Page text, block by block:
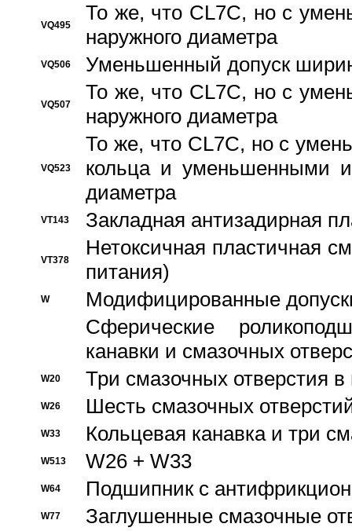
VQ495
То же, что CL7C, но с
наружного диаметра
VQ506 Уменьшенный допуск
VQ507
То же, что CL7C, но с
наружного диаметра
VQ523
То же, что CL7C, но с
кольца и уменьшенными
диаметра
VT143 Закладная антизадирная
VT378
Нетоксичная пластичная
питания)
W
Модифицированные
Сферические
канавки и смазочных
W20 Три смазочных отверстия
W26 Шесть смазочных
W33 Кольцевая канавка и три
W513 W26 + W33
W64 Подшипник с
W77 Заглушенные смазочные